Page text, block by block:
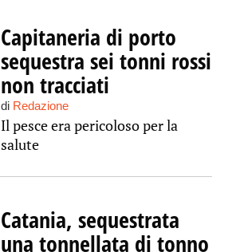
Capitaneria di porto
sequestra sei tonni rossi
non tracciati
di Redazione
Il pesce era pericoloso per la
salute
Catania, sequestrata
una tonnellata di tonno